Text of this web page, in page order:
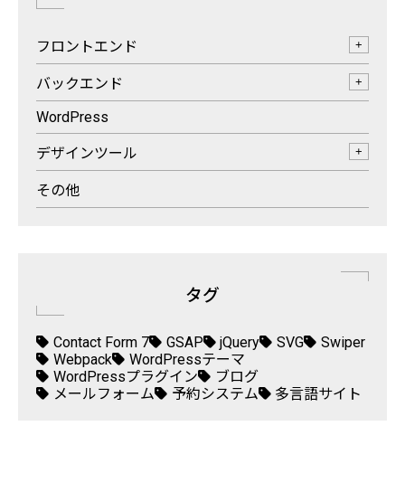
フロントエンド +
バックエンド +
WordPress
デザインツール +
その他
タグ
Contact Form 7 GSAP jQuery SVG
Swiper
Webpack
WordPressテーマ
WordPressプラグイン
ブログ
メールフォーム
予約システム 多言語サイト